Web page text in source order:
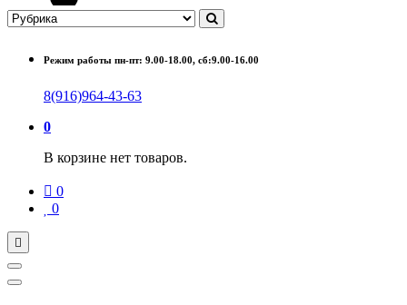
Режим работы пн-пт: 9.00-18.00, сб:9.00-16.00
8(916)964-43-63
0
В корзине нет товаров.
0
0